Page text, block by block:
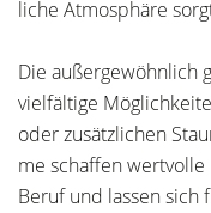
liche Atmosphäre
Die außergewöhnlich
vielfältige
oder zusätzlichen
me schaffen wertvolle
Beruf und lassen